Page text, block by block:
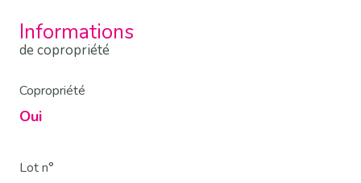
Informations
de copropriété
Copropriété
Oui
Lot n°